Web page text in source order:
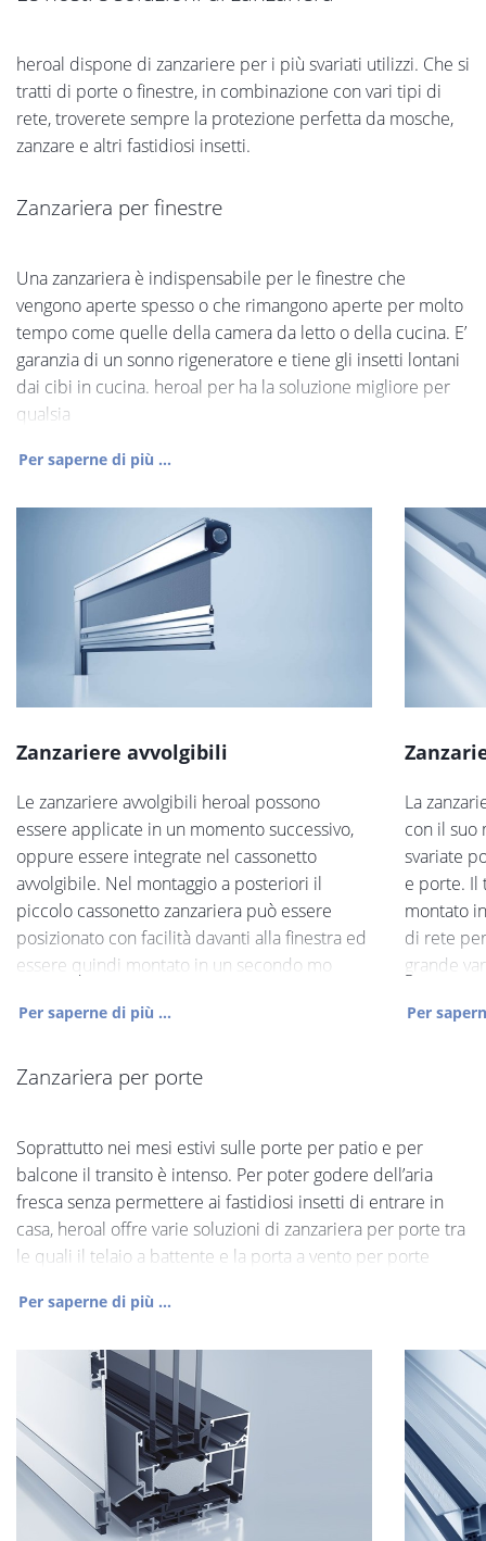
heroal dispone di zanzariere per i più svariati utilizzi. Che si
tratti di porte o finestre, in combinazione con vari tipi di
rete, troverete sempre la protezione perfetta da mosche,
zanzare e altri fastidiosi insetti.
Zanzariera per finestre
Una zanzariera è indispensabile per le finestre che
vengono aperte spesso o che rimangono aperte per molto
tempo come quelle della camera da letto o della cucina. E’
garanzia di un sonno rigeneratore e tiene gli insetti lontani
dai cibi in cucina. heroal per ha la soluzione migliore per
qualsia
Per saperne di più ...
Zanzariere avvolgibili
Le zanzariere avvolgibili heroal possono
essere applicate in un momento successivo,
oppure essere integrate nel cassonetto
avvolgibile. Nel montaggio a posteriori il
piccolo cassonetto zanzariera può essere
posizionato con facilità davanti alla finestra ed
essere quindi montato in un secondo mo
Per saperne di più ...
La
con il suo
svariate
e porte. Il
montato
di rete
grande
Per
Zanzariera per porte
Soprattutto nei mesi estivi sulle porte per patio e per
balcone il transito è intenso. Per poter godere dell’aria
fresca senza permettere ai fastidiosi insetti di entrare in
casa, heroal offre varie soluzioni di zanzariera per porte tra
le quali il telaio a battente e la porta a vento per porte
Per saperne di più ...